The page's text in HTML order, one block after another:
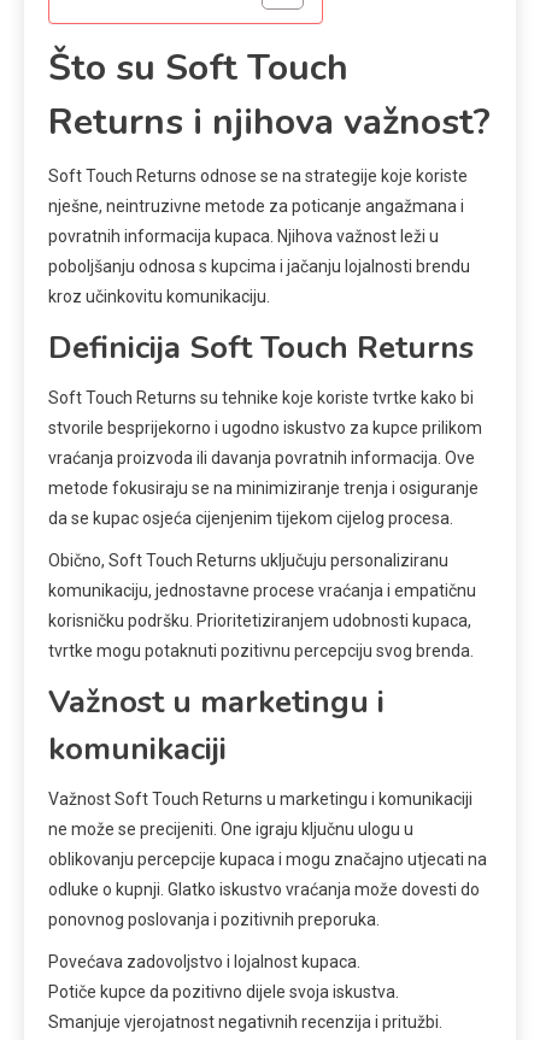
Što su Soft Touch
Returns i njihova važnost?
Soft Touch Returns odnose se na strategije koje koriste
nješne, neintruzivne metode za poticanje angažmana i
povratnih informacija kupaca. Njihova važnost leži u
poboljšanju odnosa s kupcima i jačanju lojalnosti brendu
kroz učinkovitu komunikaciju.
Definicija Soft Touch Returns
Soft Touch Returns su tehnike koje koriste tvrtke kako bi
stvorile besprijekorno i ugodno iskustvo za kupce prilikom
vraćanja proizvoda ili davanja povratnih informacija. Ove
metode fokusiraju se na minimiziranje trenja i osiguranje
da se kupac osjeća cijenjenim tijekom cijelog procesa.
Obično, Soft Touch Returns uključuju personaliziranu
komunikaciju, jednostavne procese vraćanja i empatičnu
korisničku podršku. Prioritetiziranjem udobnosti kupaca,
tvrtke mogu potaknuti pozitivnu percepciju svog brenda.
Važnost u marketingu i
komunikaciji
Važnost Soft Touch Returns u marketingu i komunikaciji
ne može se precijeniti. One igraju ključnu ulogu u
oblikovanju percepcije kupaca i mogu značajno utjecati na
odluke o kupnji. Glatko iskustvo vraćanja može dovesti do
ponovnog poslovanja i pozitivnih preporuka.
Povećava zadovoljstvo i lojalnost kupaca.
Potiče kupce da pozitivno dijele svoja iskustva.
Smanjuje vjerojatnost negativnih recenzija i pritužbi.